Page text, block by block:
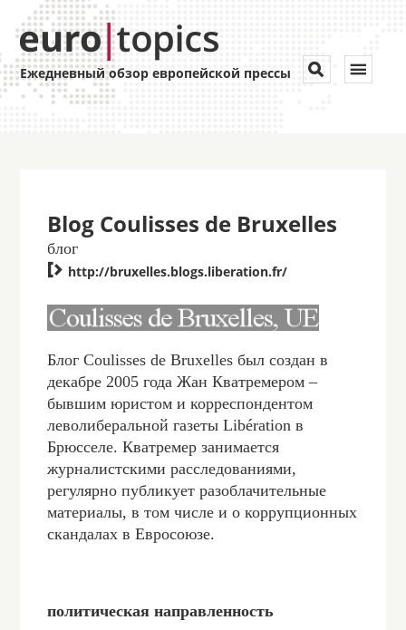
Ежедневный обзор европейской прессы Toggle


Blog Coulisses de Bruxelles
блог
 http://bruxelles.blogs.liberation.fr/
Блог Coulisses de Bruxelles был создан в
декабре 2005 года Жан Кватремером –
бывшим юристом и корреспондентом
леволиберальной газеты Libération в
Брюсселе. Кватремер занимается
журналистскими расследованиями,
регулярно публикует разоблачительные
материалы, в том числе и о коррупционных
скандалах в Евросоюзе.
политическая направленность